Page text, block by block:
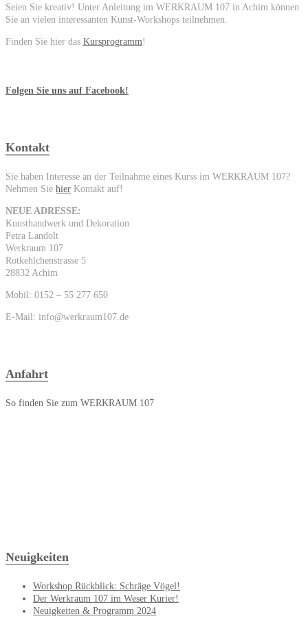
Seien Sie kreativ! Unter Anleitung im WERKRAUM 107 in Achim können
Sie an vielen interessanten Kunst-Workshops teilnehmen.
Finden Sie hier das Kursprogramm!
Folgen Sie uns auf Facebook!
Kontakt
Sie haben Interesse an der Teilnahme eines Kurss im WERKRAUM 107?
Nehmen Sie hier Kontakt auf!
NEUE ADRESSE:
Kunsthandwerk und Dekoration
Petra Landolt
Werkraum 107
Rotkehlchenstrasse 5
28832 Achim
Mobil: 0152 – 55 277 650
E-Mail: info@werkraum107.de
Anfahrt
So finden Sie zum WERKRAUM 107
Neuigkeiten
Workshop Rückblick: Schräge Vögel!
Der Werkraum 107 im Weser Kurier!
Neuigkeiten & Programm 2024